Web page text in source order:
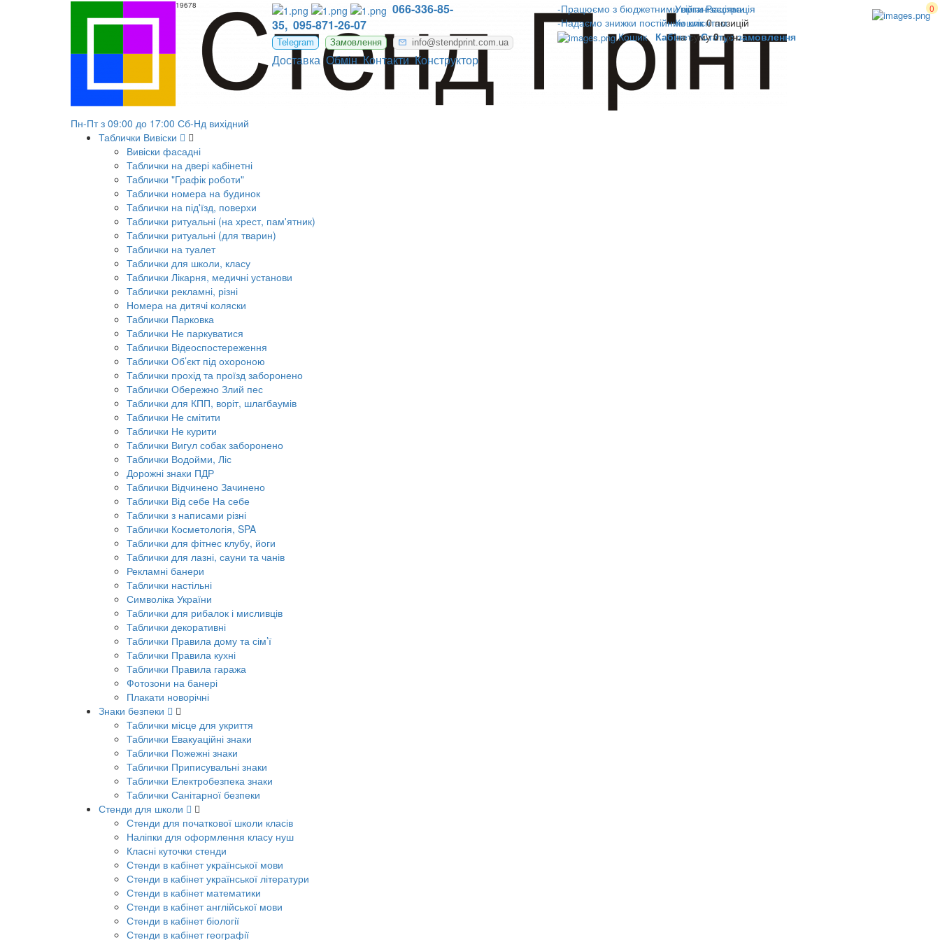
0
Пн-Пт з 09:00 до 17:00 Сб-Нд вихідний
066-336-85-
35, 095-871-26-07
Telegram Замовлення info@stendprint.com.ua
Доставка Обмін Контакти Конструктор
-Працюємо з бюджетними організаціями
-Надаємо знижки постійним клієнтам
Кошик
Кабінет Статус замовлення
Увійти Реєстрація
Кошик0 позицій
на суму0 грн.
Таблички Вивіски
Вивіски фасадні
Таблички на двері кабінетні
Таблички "Графік роботи"
Таблички номера на будинок
Таблички на під'їзд, поверхи
Таблички ритуальні (на хрест, пам'ятник)
Таблички ритуальні (для тварин)
Таблички на туалет
Таблички для школи, класу
Таблички Лікарня, медичні установи
Таблички рекламні, різні
Номера на дитячі коляски
Таблички Парковка
Таблички Не паркуватися
Таблички Відеоспостереження
Таблички Об’єкт під охороною
Таблички прохід та проїзд заборонено
Таблички Обережно Злий пес
Таблички для КПП, воріт, шлагбаумів
Таблички Не смітити
Таблички Не курити
Таблички Вигул собак заборонено
Таблички Водойми, Ліс
Дорожні знаки ПДР
Таблички Відчинено Зачинено
Таблички Від себе На себе
Таблички з написами різні
Таблички Косметологія, SPA
Таблички для фітнес клубу, йоги
Таблички для лазні, сауни та чанів
Рекламні банери
Таблички настільні
Символіка України
Таблички для рибалок і мисливців
Таблички декоративні
Таблички Правила дому та сім’ї
Таблички Правила кухні
Таблички Правила гаража
Фотозони на банері
Плакати новорічні
Знаки безпеки
Таблички місце для укриття
Таблички Евакуаційні знаки
Таблички Пожежні знаки
Таблички Приписувальні знаки
Таблички Електробезпека знаки
Таблички Санітарної безпеки
Стенди для школи
Стенди для початкової школи класів
Наліпки для оформлення класу нуш
Класні куточки стенди
Стенди в кабінет української мови
Стенди в кабінет української літератури
Стенди в кабінет математики
Стенди в кабінет англійської мови
Стенди в кабінет біології
Стенди в кабінет географії
Куточок символіки в школу Код19678